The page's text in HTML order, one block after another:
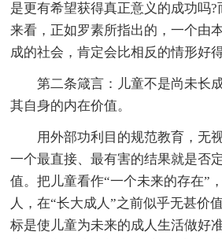
是更有希望获得真正意义的成功吗
来看，正如罗素所指出的，一个由
成的社会，肯定会比相反的情形好得
第二条箴言：儿童不是尚未长
其自身的内在价值。
用外部功利目的规范教育，无视
一个最直接、最有害的结果就是否
值。把儿童看作“一个未来的存在”
人，在“长大成人”之前似乎无甚价
标是使儿童为未来的成人生活做好